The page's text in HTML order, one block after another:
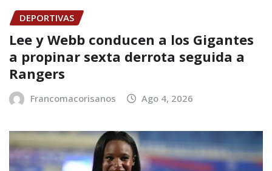
DEPORTIVAS
Lee y Webb conducen a los Gigantes
a propinar sexta derrota seguida a
Rangers
Francomacorisanos Ago 4, 2026